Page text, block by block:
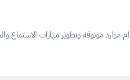
موثوقة وتطوير مهارات الاستماع